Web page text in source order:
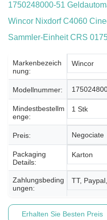
1750248000-51
Wincor Nixdorf C4060
Sammler-Einheit CRS
Markenbezeich
Nung:
Wincor
Modellnummer:
Mindestbestellm
Enge:
1 Stk
Preis: Negociate
Packaging
Details:
Karton
Zahlungsbeding
Ungen:
TT,
Erhalten Sie Besten Preis